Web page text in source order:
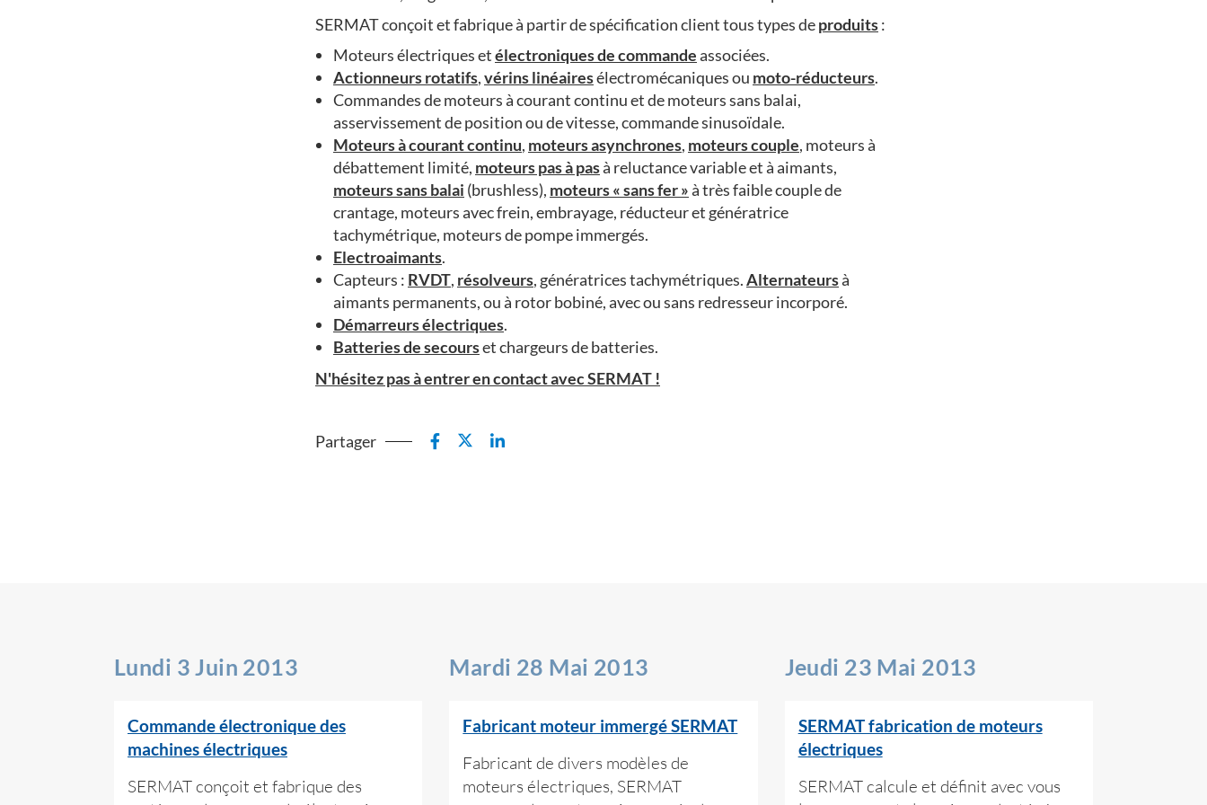
SERMAT conçoit et fabrique à partir de spécification client tous types deproduits:
Moteurs électriques etélectroniques de commandeassociées.
Actionneurs rotatifs,vérins linéairesélectromécaniques ou moto-réducteurs.
Commandes de moteurs à courant continu et de moteurs sans balai,
asservissement de position ou de vitesse, commande sinusoïdale.
Moteurs à courant continu, moteurs asynchrones, moteurs couple, moteurs à
débattement limité, moteurs pas à pasà reluctance variable et à aimants,
moteurs sans balai (brushless), moteurs « sans fer »à très faible couple de
crantage, moteurs avec frein, embrayage, réducteur et génératrice
tachymétrique, moteurs de pompe immergés.
Electroaimants.
Capteurs : RVDT, résolveurs, génératrices tachymétriques.Alternateursà
aimants permanents, ou à rotor bobiné, avec ou sans redresseur incorporé.
Démarreurs électriques.
Batteries de secourset chargeurs de batteries.
N'hésitez pas à entrer en contact avec SERMAT !
Partager
Lundi 3 Juin 2013
Commande électronique des
machines électriques
SERMAT conçoit et fabrique des
Mardi 28 Mai 2013
Fabricant moteur immergé SERMAT
Fabricant de divers modèles de
moteurs électriques, SERMAT
Jeudi 23 Mai 2013
SERMAT fabrication de moteurs
électriques
SERMAT calcule et définit avec vous